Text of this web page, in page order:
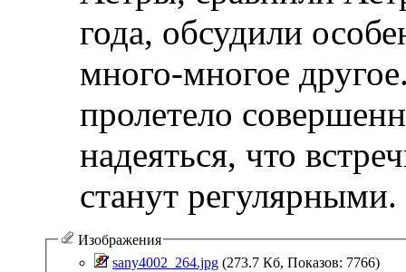
года, обсудили
много-многое
пролетело
надеяться, что
станут регулярными.
Изображения
sany4002_264.jpg‎ (273.7 Кб, Показов: 7766)